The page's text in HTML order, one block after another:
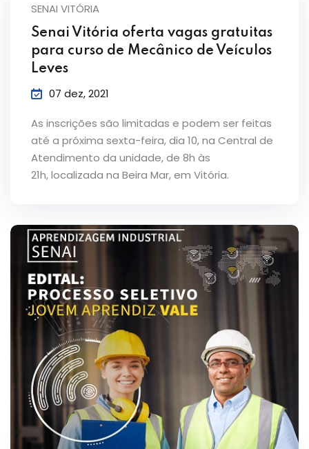
SENAI VITÓRIA
Senai Vitória oferta vagas gratuitas
para curso de Mecânico de Veículos
Leves
07 dez, 2021
As inscrições são limitadas e podem ser feitas
até a próxima sexta-feira, dia 10, na Central de
Atendimento da unidade, de 8h às
21h, localizada na Beira Mar, em Vitória.